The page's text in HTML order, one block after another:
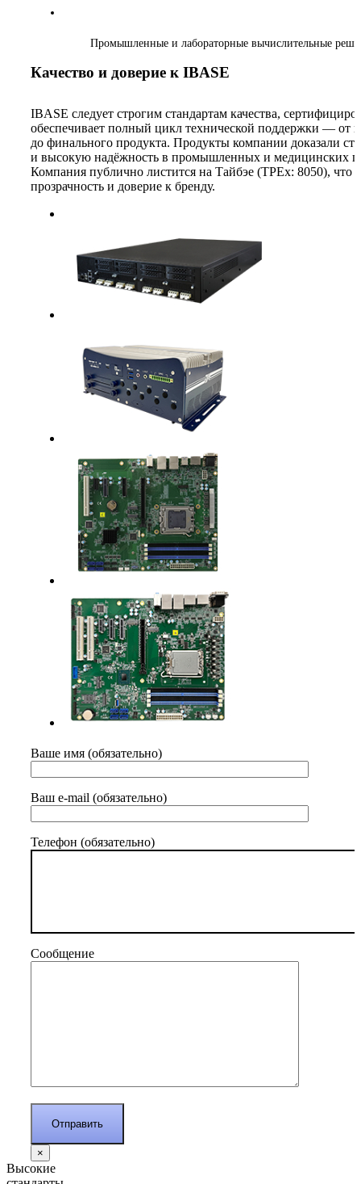
Промышленные и лабораторные вычислительные
Качество и доверие к IBASE
IBASE следует строгим стандартам качества,
обеспечивает полный цикл технической поддержки — от
до финального продукта. Продукты компании доказали
и высокую надёжность в промышленных и медицинских
Компания публично листится на Тайбэе (TPEx: 8050), что
прозрачность и доверие к бренду.
Ваше имя (обязательно)
Ваш e-mail (обязательно)
Телефон (обязательно)
Сообщение
×
Высокие